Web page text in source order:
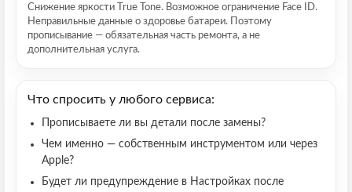
Снижение яркости True Tone. Возможное ограничение Face ID.
Неправильные данные о здоровье батареи. Поэтому
прописывание — обязательная часть ремонта, а не
дополнительная услуга.
Что спросить у любого сервиса:
Прописываете ли вы детали после замены?
Чем именно — собственным инструментом или через
Apple?
Будет ли предупреждение в Настройках после